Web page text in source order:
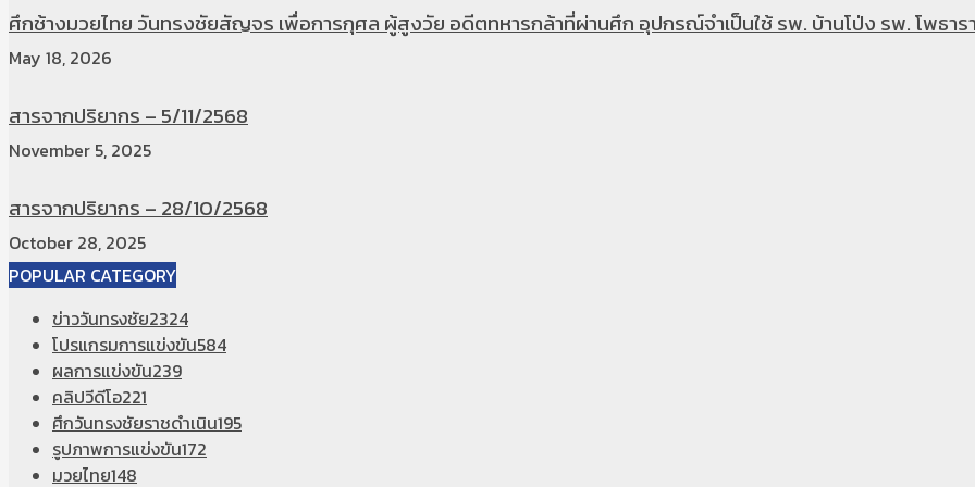
ศึกช้างมวยไทย วันทรงชัยสัญจร เพื่อการกุศล ผู้สูงวัย อดีตทหารกล้าที่ผ่านศึก อุปกรณ์จำเป็นใช้ รพ. บ้านโป่ง รพ. โพธารา
May 18, 2026
สารจากปริยากร – 5/11/2568
November 5, 2025
สารจากปริยากร – 28/10/2568
October 28, 2025
POPULAR CATEGORY
ข่าววันทรงชัย2324
โปรแกรมการแข่งขัน584
ผลการแข่งขัน239
คลิปวีดีโอ221
ศึกวันทรงชัยราชดำเนิน195
รูปภาพการแข่งขัน172
มวยไทย148